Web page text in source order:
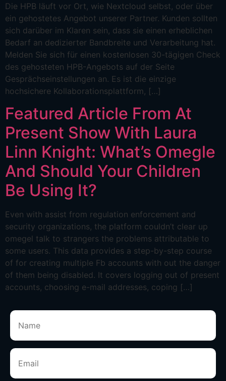
Die HPB läuft vor Ort, wie Nextcloud selbst, oder über
ein gehostetes Angebot unserer Partner. Kunden sollten
sich darüber im Klaren sein, dass sie einen erheblichen
Bedarf an dedizierter Bandbreite und Verarbeitung hat.
Melden Sie sich für einen kostenlosen 30-tägigen Check
des gehosteten HPB-Angebots auf der Seite
Gesprächseinstellungen an. Es ist die einzige
hochsichere Kollaborationsplattform, […]
Featured Article From At
Present Show With Laura
Linn Knight: What’s Omegle
And Should Your Children
Be Using It?
Even with assist from regulation enforcement and
security organizations, the platform couldn’t clear up
omegel talk to strangers the problems attributable to
some users. This data provides a step-by-step course
of for creating multiple Fb accounts with out the danger
of them being disabled. It covers logging out of present
accounts, choosing e-mail addresses, coping […]